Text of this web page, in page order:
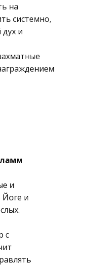
на
системно,
и
и
Йоге и
с